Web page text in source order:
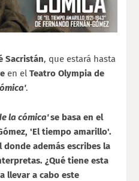
Sacristán, que estará hasta
en el Teatro Olympia de
.
la cómica'se basa en el
'El tiempo amarillo'.
además escribes la
¿Qué tiene esta
llevar a cabo este